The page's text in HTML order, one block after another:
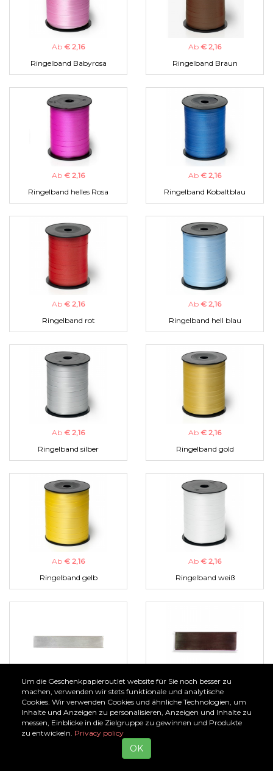
Ab € 2,16
Ringelband Babyrosa
Ab € 2,16
Ringelband Braun
Ab € 2,16
Ringelband helles Rosa
Ab € 2,16
Ringelband Kobaltblau
Ab € 2,16
Ringelband rot
Ab € 2,16
Ringelband hell blau
Ab € 2,16
Ringelband silber
Ab € 2,16
Ringelband gold
Ab € 2,16
Ringelband gelb
Ab € 2,16
Ringelband weiß
Ab€ 1,00
Organzaband silber
Ab€ 1,00
Organzaband braun
Um die Geschenkpapieroutlet website für Sie noch besser zu
machen, verwenden wir stets funktionale und analytische
Cookies. Wir verwenden Cookies und ähnliche Technologien, um
Inhalte und Anzeigen zu personalisieren, Anzeigen und Inhalte zu
messen, Einblicke in die Zielgruppe zu gewinnen und Produkte
zu entwickeln. Privacy policy
OK